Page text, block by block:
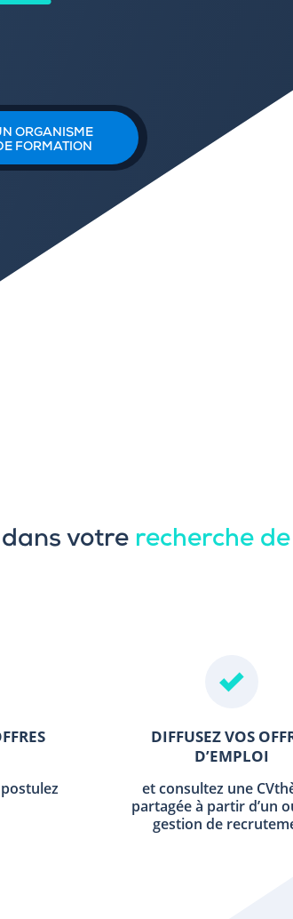
ORGANISME
FORMATION
dans votre recherche
DIFFUSEZ VOS
D’EMPLOI
et consultez une
partagée à partir d’un
gestion de